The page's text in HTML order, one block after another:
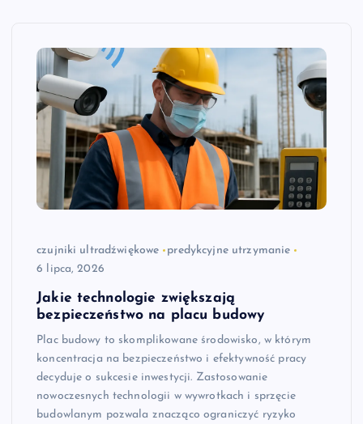
czujniki ultradźwiękowe
predykcyjne utrzymanie
6 lipca, 2026
Jakie technologie zwiększają
bezpieczeństwo na placu budowy
Plac budowy to skomplikowane środowisko, w którym
koncentracja na bezpieczeństwo i efektywność pracy
decyduje o sukcesie inwestycji. Zastosowanie
nowoczesnych technologii w wywrotkach i sprzęcie
budowlanym pozwala znacząco ograniczyć ryzyko